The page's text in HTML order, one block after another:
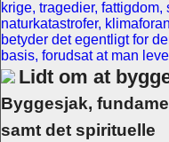
krige, tragedier,
naturkatastrofer,
betyder det egentligt for
basis, forudsat at man
Lidt om at
Byggesjak,
samt det spirituelle